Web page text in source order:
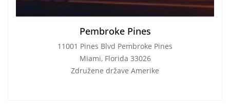
Pembroke Pines
11001 Pines Blvd Pembroke Pines
Miami, Florida 33026
Združene države Amerike